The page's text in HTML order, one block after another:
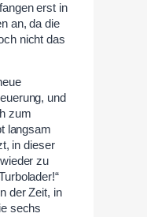
erst in
an, da die
nicht das
und
zum
langsam
in dieser
zu
der Zeit, in
sechs